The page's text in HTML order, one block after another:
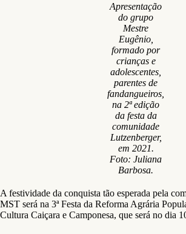
Apresentação
do grupo
Mestre
Eugênio,
formado por
crianças e
adolescentes,
parentes de
fandangueiros,
na 2ª edição
da festa da
comunidade
Lutzenberger,
em 2021.
Foto: Juliana
Barbosa.
A festividade da conquista tão esperada pela
MST será na 3ª Festa da Reforma Agrária
Cultura Caiçara e Camponesa, que será no dia